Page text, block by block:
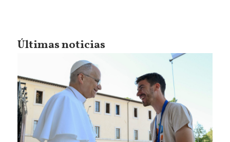
Últimas noticias